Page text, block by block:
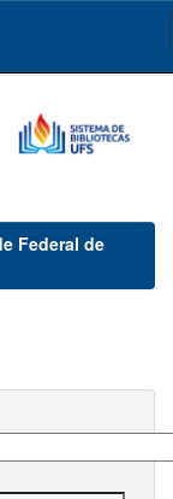
Federal de